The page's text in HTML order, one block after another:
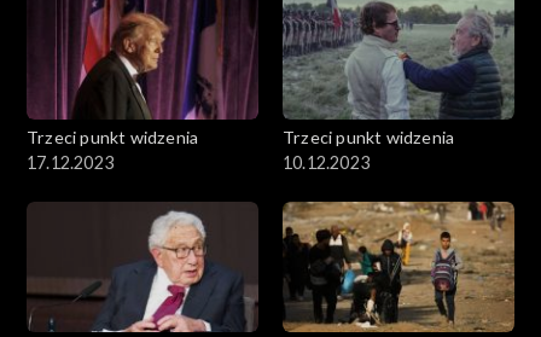
Trzeci punkt widzenia
17.12.2023
Trzeci punkt widzenia
10.12.2023